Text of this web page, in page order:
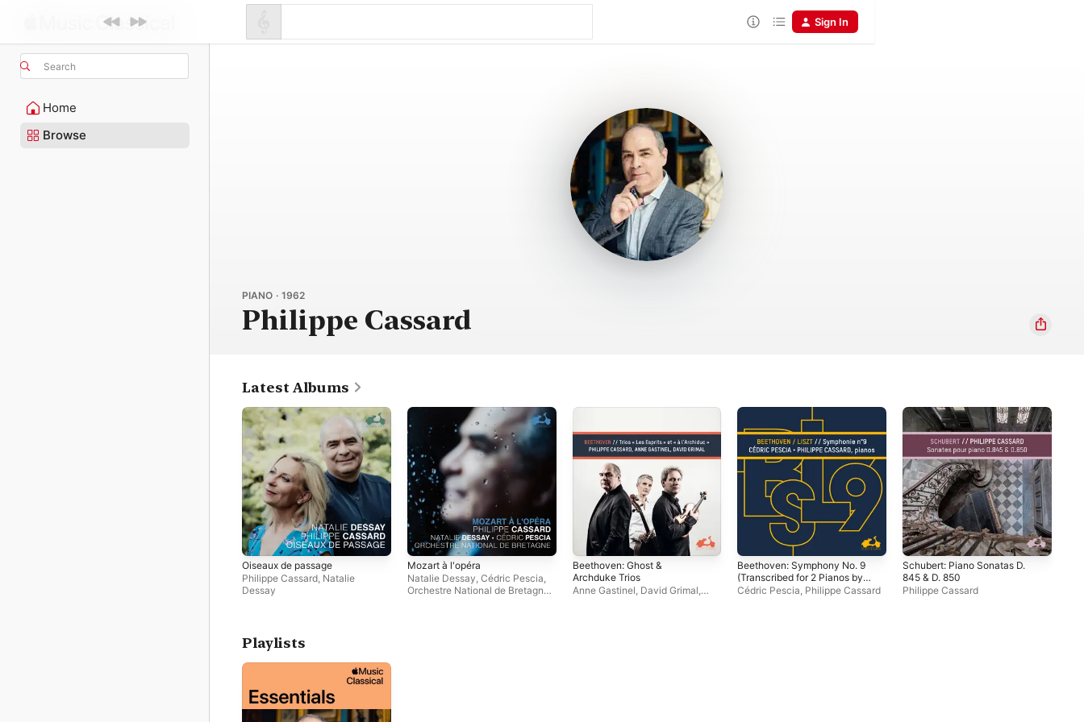
Search
Home
Browse
Sign In
PIANO · 1962
Philippe Cassard
Latest Albums
Oiseaux de passage
Philippe Cassard Natalie
Dessay
Mozart à l'opéra
Natalie Dessay Cédric Pescia
Orchestre National de Bretagne ,
Beethoven: Ghost &
Archduke Trios
Anne Gastinel David Grimal
Beethoven: Symphony No. 9
(Transcribed for 2 Pianos by
Franz Liszt)
Cédric Pescia Philippe Cassard
Schubert: Piano Sonatas D.
845 & D. 850
Philippe Cassard
Playlists